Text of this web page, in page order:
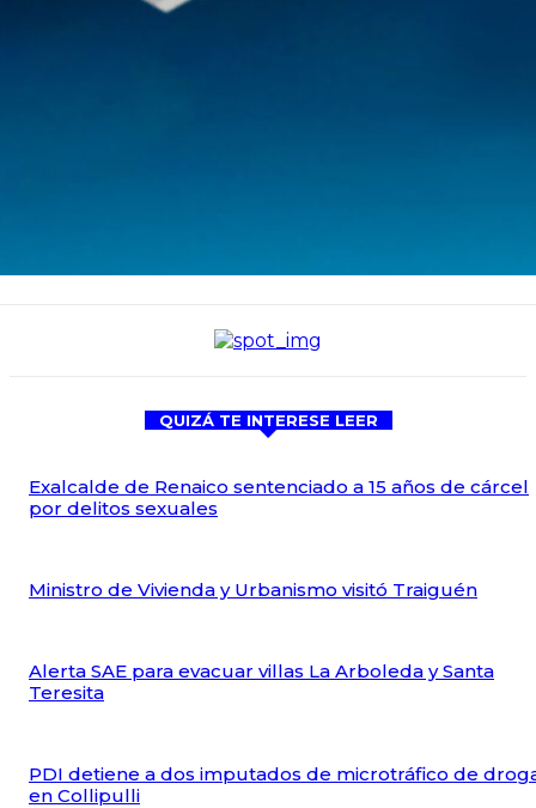
QUIZÁ TE INTERESE LEER
Exalcalde de Renaico sentenciado a 15 años de cárcel
por delitos sexuales
Ministro de Vivienda y Urbanismo visitó Traiguén
Alerta SAE para evacuar villas La Arboleda y Santa
Teresita
PDI detiene a dos imputados de microtráfico de
en Collipulli